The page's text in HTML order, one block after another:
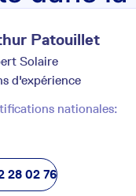
Patouillet
Solaire
d'expérience
nationales:
28 02 76